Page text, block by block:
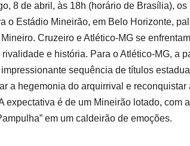
8 de abril, às 18h (horário de Brasília),
o Estádio Mineirão, em Belo Horizonte,
Cruzeiro e Atlético-MG se
e história. Para o Atlético-MG, a
sequência de títulos
a hegemonia do arquirrival e
expectativa é de um Mineirão lotado, com
em um caldeirão de emoções.